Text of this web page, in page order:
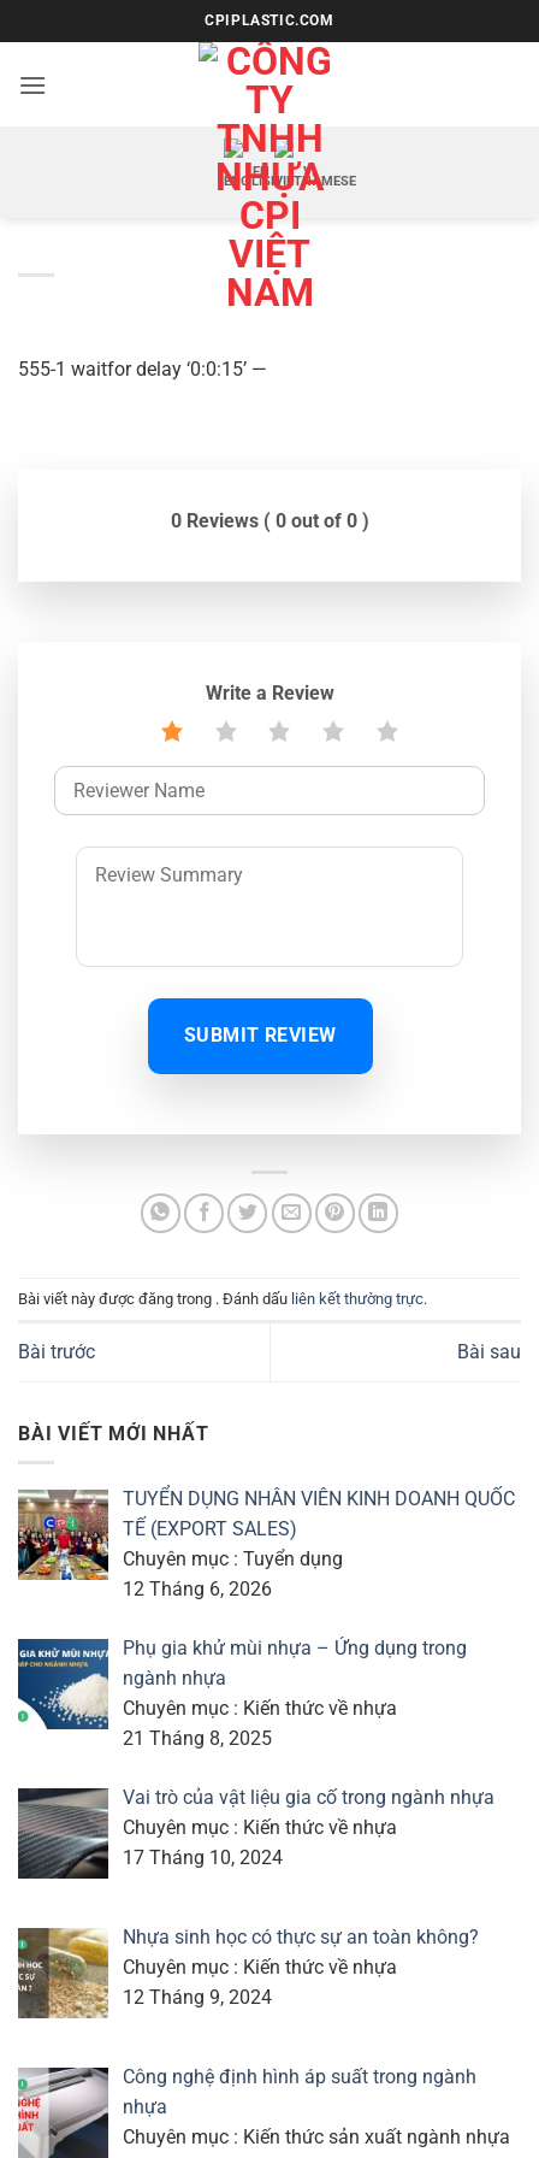
qua
nội
CPIPLASTIC.COM
EN VI
555-1 waitfor delay ‘0:0:15’ —
0 Reviews ( 0 out of 0 )
Write a Review
SUBMIT REVIEW
Bài viết này được đăng trong . Đánh dấu liên kết thường trực.
Bài trước Bài sau
BÀI VIẾT MỚI NHẤT
TUYỂN DỤNG NHÂN VIÊN KINH DOANH QUỐC
TẾ (EXPORT SALES)
Chuyên mục : Tuyển dụng
12 Tháng 6, 2026
Phụ gia khử mùi nhựa – Ứng dụng trong
ngành nhựa
Chuyên mục : Kiến thức về nhựa
21 Tháng 8, 2025
Vai trò của vật liệu gia cố trong ngành nhựa
Chuyên mục : Kiến thức về nhựa
17 Tháng 10, 2024
Nhựa sinh học có thực sự an toàn không?
Chuyên mục : Kiến thức về nhựa
12 Tháng 9, 2024
Công nghệ định hình áp suất trong ngành
nhựa
Chuyên mục : Kiến thức sản xuất ngành nhựa